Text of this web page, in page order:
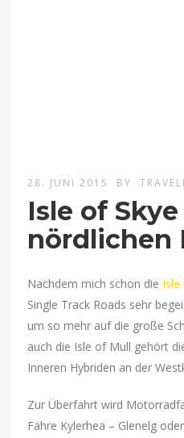
28. JUNI 2015 BY
Isle of
nördlichen
Nachdem mich schon die Isle
Single Track Roads sehr
um so mehr auf die große
auch die Isle of Mull gehört
Inneren Hybriden an der
Zur Überfahrt wird
Fähre Kylerhea – Glenelg